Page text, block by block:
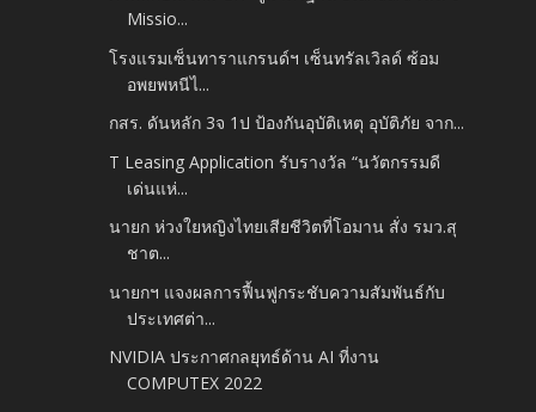
Missio...
โรงแรมเซ็นทาราแกรนด์ฯ เซ็นทรัลเวิลด์ ซ้อม
อพยพหนีไ...
กสร. ดันหลัก 3จ 1ป ป้องกันอุบัติเหตุ อุบัติภัย จาก...
T Leasing Application รับรางวัล “นวัตกรรมดี
เด่นแห่...
นายก ห่วงใยหญิงไทยเสียชีวิตที่โอมาน สั่ง รมว.สุ
ชาต...
นายกฯ แจงผลการฟื้นฟูกระชับความสัมพันธ์กับ
ประเทศต่า...
NVIDIA ประกาศกลยุทธ์ด้าน AI ที่งาน
COMPUTEX 2022